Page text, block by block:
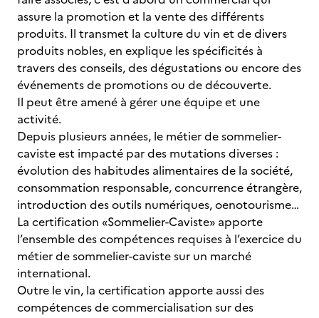
assure la promotion et la vente des différents
produits. Il transmet la culture du vin et de divers
produits nobles, en explique les spécificités à
travers des conseils, des dégustations ou encore des
événements de promotions ou de découverte.
Il peut être amené à gérer une équipe et une
activité.
Depuis plusieurs années, le métier de sommelier-
caviste est impacté par des mutations diverses :
évolution des habitudes alimentaires de la société,
consommation responsable, concurrence étrangère,
introduction des outils numériques, oenotourisme…
La certification «Sommelier-Caviste» apporte
l’ensemble des compétences requises à l’exercice du
métier de sommelier-caviste sur un marché
international.
Outre le vin, la certification apporte aussi des
compétences de commercialisation sur des